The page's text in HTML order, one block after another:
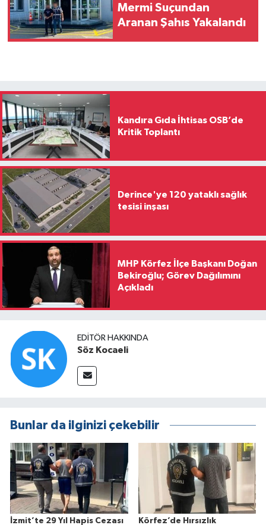
Mermi Suçundan
Aranan Şahıs Yakalandı
Kandıra Gıda İhtisas OSB’de
Kritik Toplantı
Derince'ye 120 yataklı sağlık
tesisi inşası
MHP Körfez İlçe Başkanı Doğan
Bekiroğlu; Görev Dağılımını
Açıkladı
EDITÖR HAKKINDA
Söz Kocaeli
Bunlar da ilginizi çekebilir
İzmit’te 29 Yıl Hapis Cezası Körfez’de Hırsızlık